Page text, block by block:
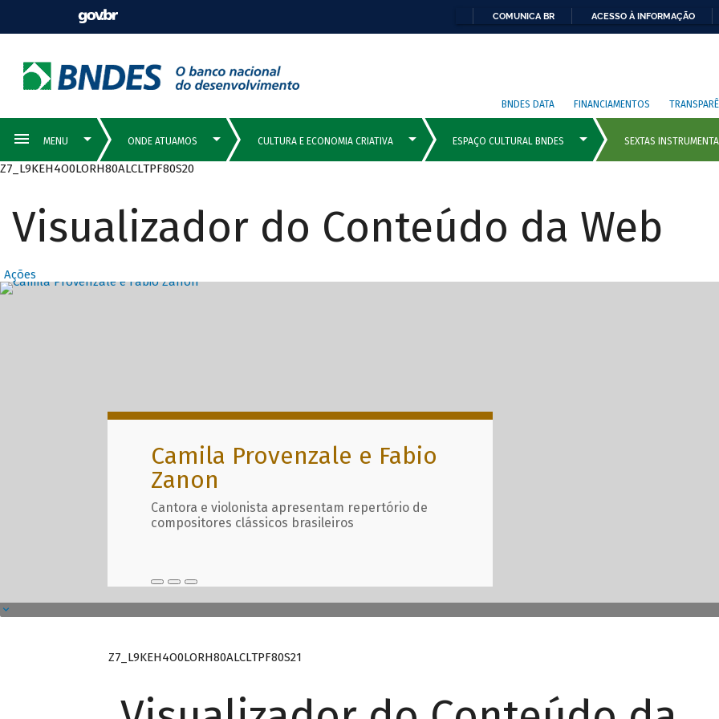
COMUNICA BR ACESSO À INFORMAÇÃO
BNDES DATA FINANCIAMENTOS
Z7_L9KEH4O0LORH80ALCLTPF80S20
Visualizador do Conteúdo da Web
Ações
Destaques Principais com
Camila Provenzale e Fabio
Zanon
Cantora e violonista apresentam repertório de
compositores clássicos brasileiros
Z7_L9KEH4O0LORH80ALCLTPF80S21